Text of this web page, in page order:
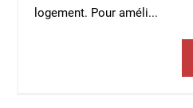
logement. Pour améli...